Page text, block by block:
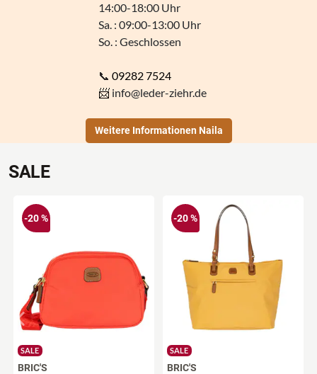
14:00-18:00 Uhr
Sa. : 09:00-13:00 Uhr
So. : Geschlossen
📞 09282 7524
📨 info@leder-ziehr.de
Weitere Informationen Naila
SALE
SALE
BRIC'S
-20 %
SALE
BRIC'S
-20 %